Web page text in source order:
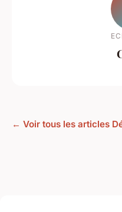
← Voir tous les articles